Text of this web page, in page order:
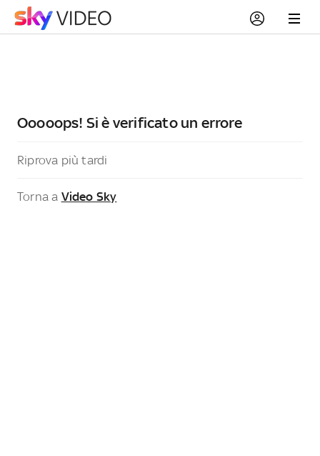
Ooooops! Si è verificato un errore
Riprova più tardi
Torna a Video Sky